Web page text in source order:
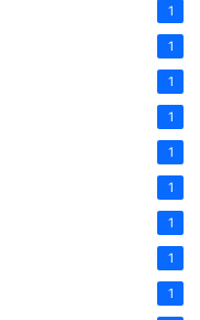
1
1
1
1
1
1
1
1
1